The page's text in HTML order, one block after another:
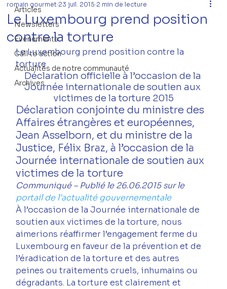
Articles
Newsletters
Évenements
Call to action
Actualités de notre communauté
Archives
Le Luxembourg prend position
contre la torture
romain gourmet 23 juil. 2015 2 min de lecture
Le Luxembourg prend position contre la
torture
Déclaration officielle à l’occasion de la
Journée internationale de soutien aux
victimes de la torture 2015
Déclaration conjointe du ministre des
Affaires étrangères et européennes,
Jean Asselborn, et du ministre de la
Justice, Félix Braz, à l’occasion de la
Journée internationale de soutien aux
victimes de la torture
Communiqué – Publié le 26.06.2015 sur le
portail de l’actualité gouvernementale
À l’occasion de la Journée internationale de
soutien aux victimes de la torture, nous
aimerions réaffirmer l’engagement ferme du
Luxembourg en faveur de la prévention et de
l’éradication de la torture et des autres
peines ou traitements cruels, inhumains ou
dégradants. La torture est clairement et